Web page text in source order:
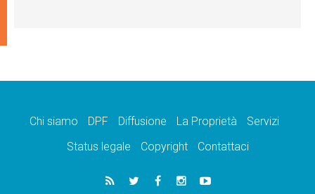
Chi siamo DPF Diffusione La Proprietà
Servizi
Status legale
Copyright Contattaci